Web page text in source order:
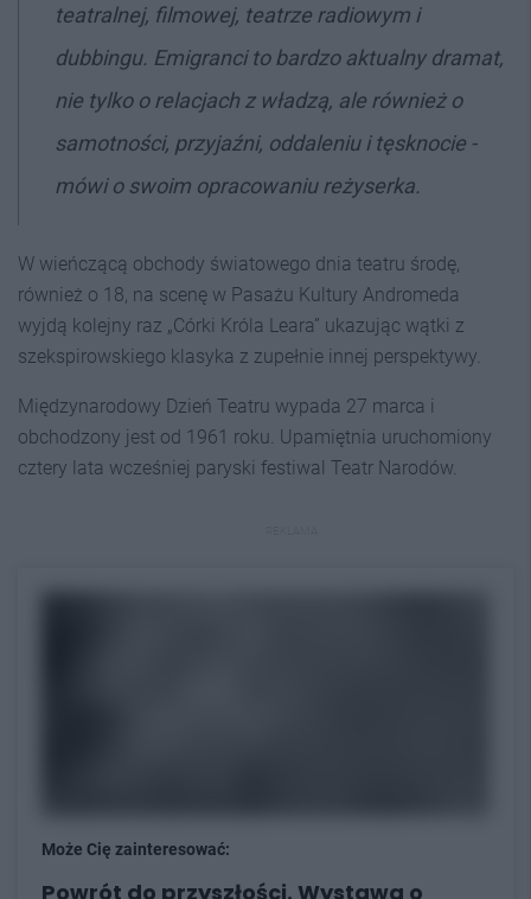
teatralnej, filmowej, teatrze radiowym i
dubbingu. Emigrancito bardzo aktualny dramat,
nie tylko o relacjach z władzą, ale również o
samotności, przyjaźni, oddaleniu i tęsknocie -
mówi o swoim opracowaniu reżyserka.
W wieńczącą obchody światowego dnia teatru środę,
również o 18, na scenę w Pasażu Kultury Andromeda
wyjdą kolejny raz „Córki Króla Leara” ukazując wątki z
szekspirowskiego klasyka z zupełnie innej perspektywy.
Międzynarodowy Dzień Teatru wypada 27 marca i
obchodzony jest od 1961 roku. Upamiętnia uruchomiony
cztery lata wcześniej paryski festiwal Teatr Narodów.
Może Cię zainteresować:
Powrót do przyszłości. Wystawa o